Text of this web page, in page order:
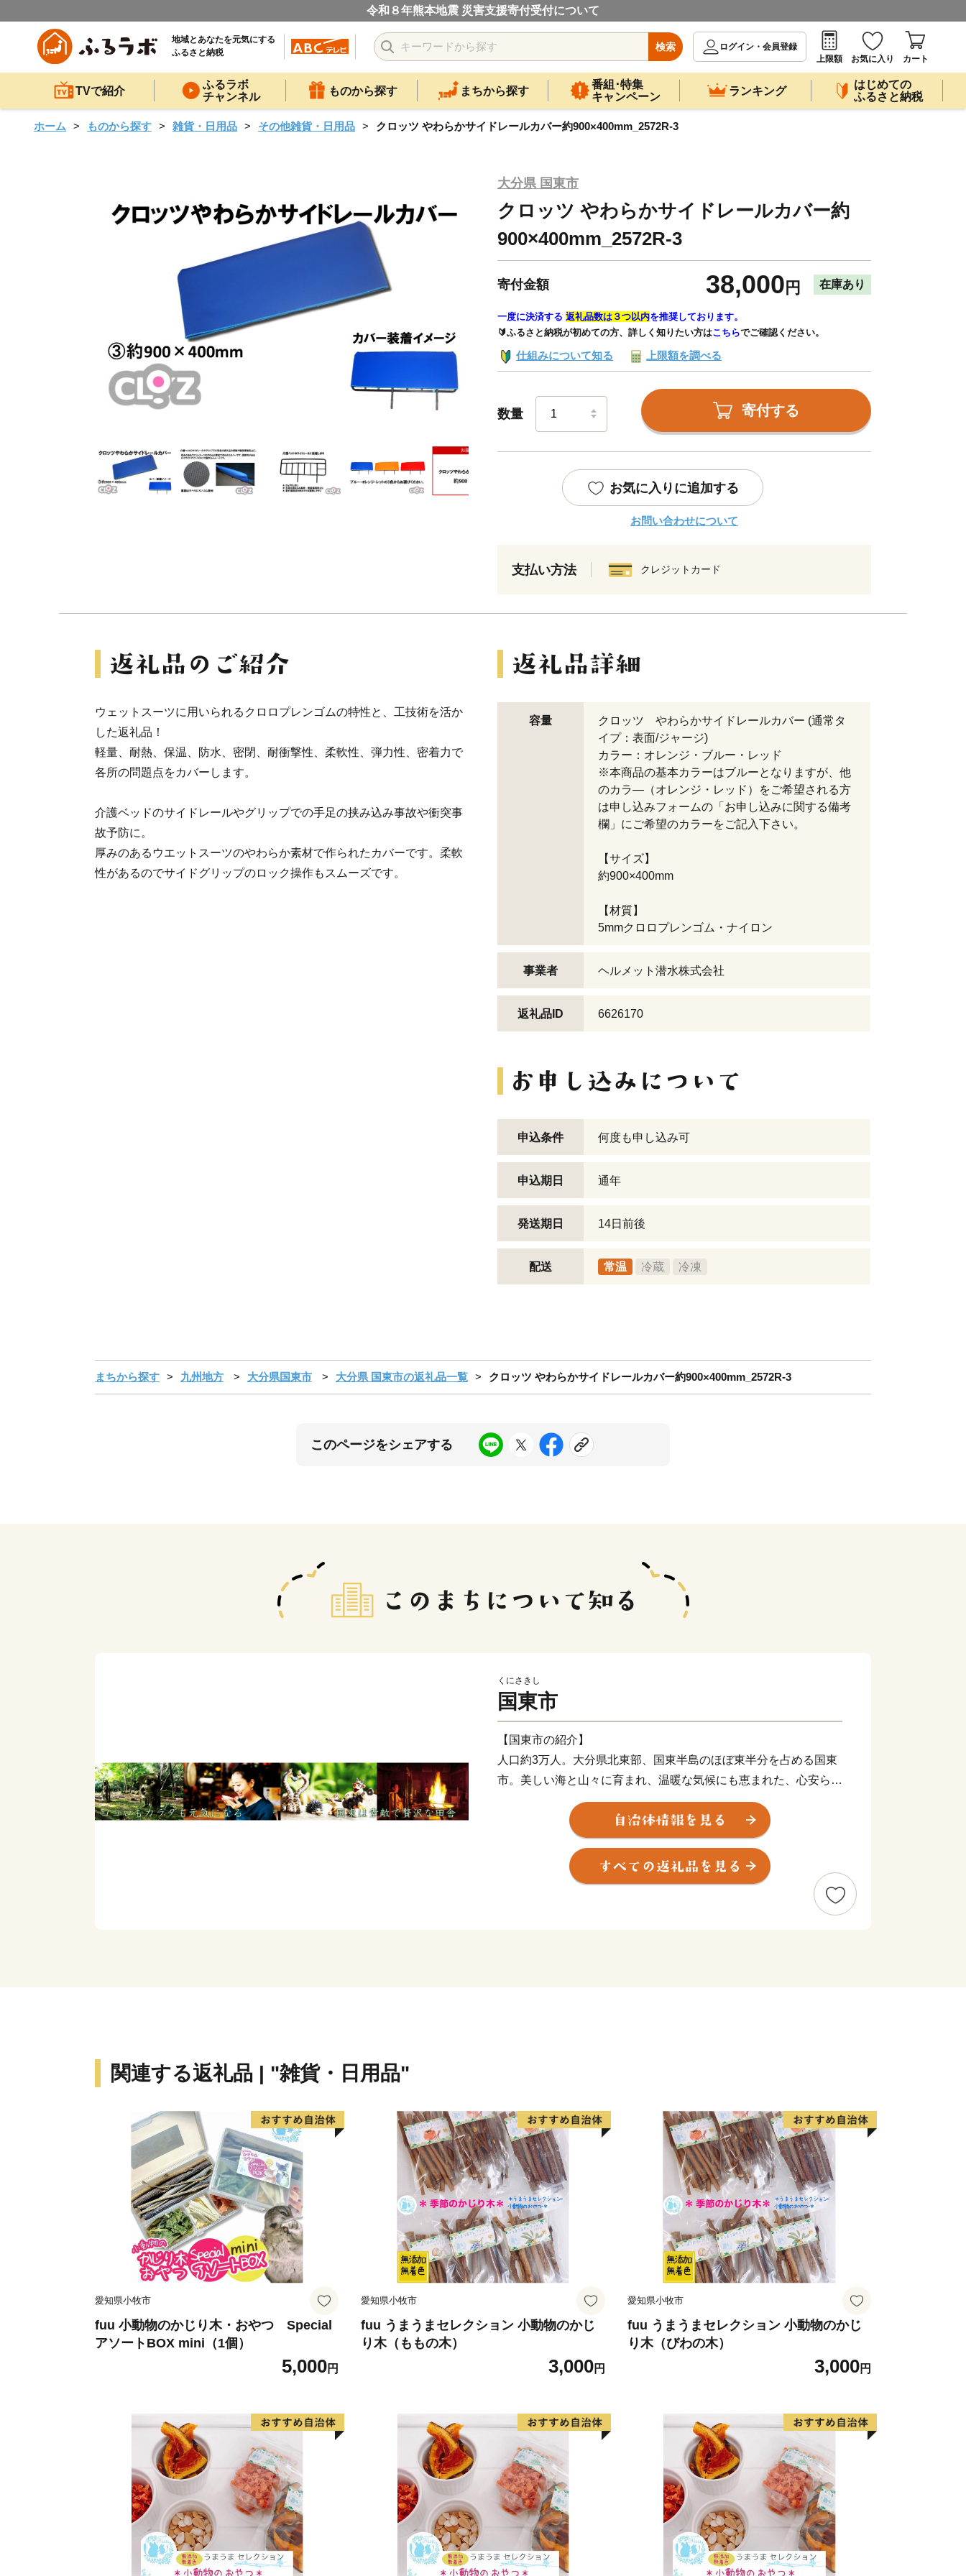
令和８年熊本地震 災害支援寄付受付について
地域とあなたを元気にする
ふるさと納税
検索
ログイン・会員登録
上限額
お気に入り カート
TVで紹介
ふるラボ
チャンネル
ものから探す まちから探す
番組･特集
キャンペーン
ランキング
はじめての
ふるさと納税
ホーム ものから探す 雑貨・日用品 その他雑貨・日用品 クロッツ やわらかサイドレールカバー約900×400mm_2572R-3
大分県 国東市
クロッツ やわらかサイドレールカバー約
900×400mm_2572R-3
寄付金額 38,000 円 在庫あり
一度に決済する 返礼品数は３つ以内を推奨しております。
🔰ふるさと納税が初めての方、詳しく知りたい方はこちらでご確認ください。
仕組みについて知る 上限額を調べる
数量 寄付する
お気に入りに追加する
お問い合わせについて
支払い方法 クレジットカード
ウェットスーツに用いられるクロロプレンゴムの特性と、工技術を活か
した返礼品！
軽量、耐熱、保温、防水、密閉、耐衝撃性、柔軟性、弾力性、密着力で
各所の問題点をカバーします。
介護ベッドのサイドレールやグリップでの手足の挟み込み事故や衝突事
故予防に。
厚みのあるウエットスーツのやわらか素材で作られたカバーです。柔軟
性があるのでサイドグリップのロック操作もスムーズです。
容量
クロッツ やわらかサイドレールカバー (通常タ
イプ：表面/ジャージ)
カラー：オレンジ・ブルー・レッド
※本商品の基本カラーはブルーとなりますが、他
のカラ―（オレンジ・レッド）をご希望される方
は申し込みフォームの「お申し込みに関する備考
欄」にご希望のカラーをご記入下さい。
【サイズ】
約900×400mm
【材質】
5mmクロロプレンゴム・ナイロン
事業者 ヘルメット潜水株式会社
返礼品ID 6626170
申込条件 何度も申し込み可
申込期日 通年
発送期日 14日前後
配送 常温 冷蔵 冷凍
まちから探す 九州地方 大分県国東市 大分県 国東市の返礼品一覧 クロッツ やわらかサイドレールカバー約900×400mm_2572R-3
このページをシェアする
くにさきし
国東市
【国東市の紹介】
人口約3万人。大分県北東部、国東半島のほぼ東半分を占める国東
市。美しい海と山々に育まれ、温暖な気候にも恵まれた、心安らぐ
癒しの郷。神仏習合の六郷満山文化が発展し、数多く寺院や石仏な
どが現存することから、「仏の里くにさき」と呼ばれています。そ
して、やはり一番の自慢は、半島ならではの豊かな自然が生み出
す、豊富な食材！海の幸・山の幸、あらゆる旬の幸を日々堪能でき
もし返信がない場合はアドレス誤りやサーバー障害などの理由でメ
ールが届いていない可能性がありますので、お手数をおかけします
が、再度メールしていただくかお電話等にてお問い合わせください
ますようお願いいたします。
国東市ふるさと納税推進係
アドレス：furusatonozei@city.kunisaki.lg.jp
TEL：0978-72-5175
FAX：0978-72-5182
関連する返礼品 | "雑貨・日用品"
愛知県小牧市
fuu 小動物のかじり木・おやつ Special
アソートBOX mini（1個）
5,000円
愛知県小牧市
fuu うまうまセレクション 小動物のかじ
り木（ももの木）
3,000円
愛知県小牧市
fuu うまうまセレクション 小動物のかじ
り木（びわの木）
3,000円